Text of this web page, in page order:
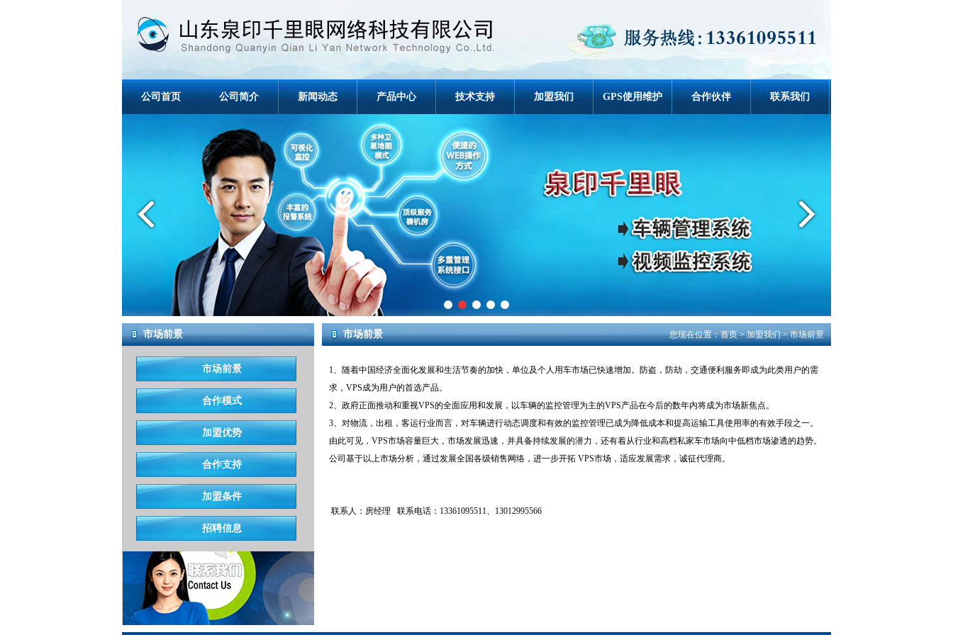
公司首页 公司简介 新闻动态 产品中心 技术支持 加盟我们 GPS使用维护 合作伙伴 联系我们
市场前景
市场前景
合作模式
加盟优势
合作支持
加盟条件
招聘信息
市场前景 您现在位置：首页 >加盟我们>市场前景
1、随着中国经济全面化发展和生活节奏的加快，单位及个人用车市场已快速增加。防盗，防劫，交通便利服务即成为此类用户的需
求，VPS成为用户的首选产品。
2、政府正面推动和重视VPS的全面应用和发展，以车辆的监控管理为主的VPS产品在今后的数年内将成为市场新焦点。
3、对物流，出租，客运行业而言，对车辆进行动态调度和有效的监控管理已成为降低成本和提高运输工具使用率的有效手段之一。
由此可见，VPS市场容量巨大，市场发展迅速，并具备持续发展的潜力，还有着从行业和高档私家车市场向中低档市场渗透的趋势。
公司基于以上市场分析，通过发展全国各级销售网络，进一步开拓 VPS市场，适应发展需求，诚征代理商。
联系人：房经理 联系电话：13361095511、13012995566